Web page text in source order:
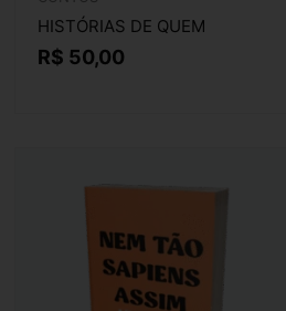
HISTÓRIAS DE QUEM
R$ 50,00